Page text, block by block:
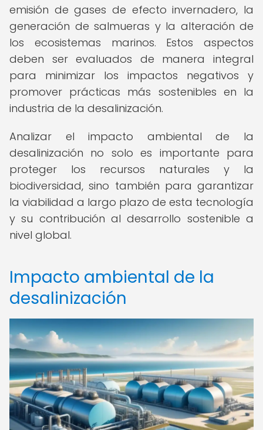
emisión de gases de efecto invernadero, la
generación de salmueras y la alteración de
los ecosistemas marinos. Estos aspectos
deben ser evaluados de manera integral
para minimizar los impactos negativos y
promover prácticas más sostenibles en la
industria de la desalinización.
Analizar el impacto ambiental de la
desalinización no solo es importante para
proteger los recursos naturales y la
biodiversidad, sino también para garantizar
la viabilidad a largo plazo de esta tecnología
y su contribución al desarrollo sostenible a
nivel global.
Impacto ambiental de la
desalinización